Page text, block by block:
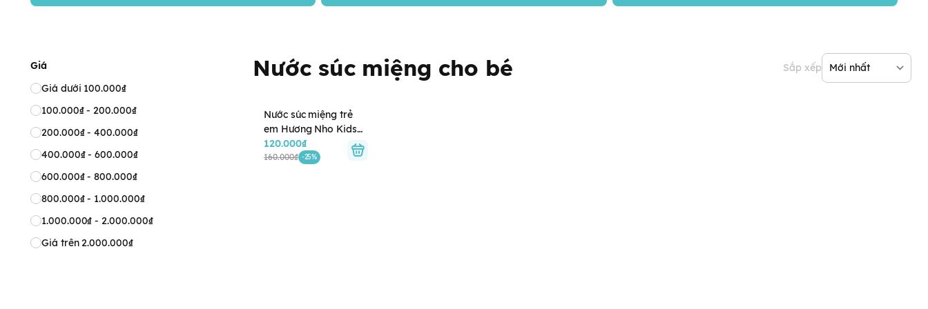
Giá
Giá dưới 100.000₫
100.000₫ - 200.000₫
200.000₫ - 400.000₫
400.000₫ - 600.000₫
600.000₫ - 800.000₫
800.000₫ - 1.000.000₫
1.000.000₫ - 2.000.000₫
Giá trên 2.000.000₫
Nước súc miệng cho bé Sắp xếp
Nước súc miệng trẻ
em Hương Nho Kids
Peanuis Mondahmin
250ml Nhật Bản cho
120.000₫
160.000₫ -25%